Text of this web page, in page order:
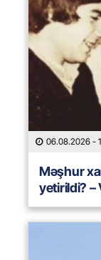
06.08.2026 -
Məşhur
yetirildi? –